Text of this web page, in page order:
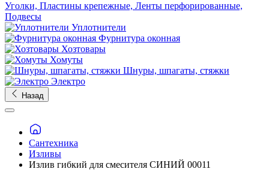
Уголки, Пластины крепежные, Ленты перфорированные,
Подвесы
Уплотнители
Фурнитура оконная
Хозтовары
Хомуты
Шнуры, шпагаты, стяжки
Электро
Назад
Сантехника
Изливы
Излив гибкий для смесителя СИНИЙ 00011